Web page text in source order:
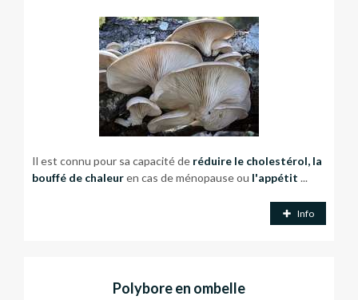
Il est connu pour sa capacité de réduire le cholestérol, la
bouffé de chaleuren cas de ménopause ou l'appétit ...
Info
Polybore en ombelle